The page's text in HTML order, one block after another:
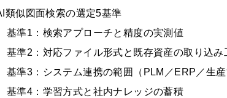
類似図面検索の選定5基準
基準1：検索アプローチと精度の実測値
基準2：対応ファイル形式と既存資産の取り込み
基準3：システム連携の範囲（PLM／ERP／生産
基準4：学習方式と社内ナレッジの蓄積